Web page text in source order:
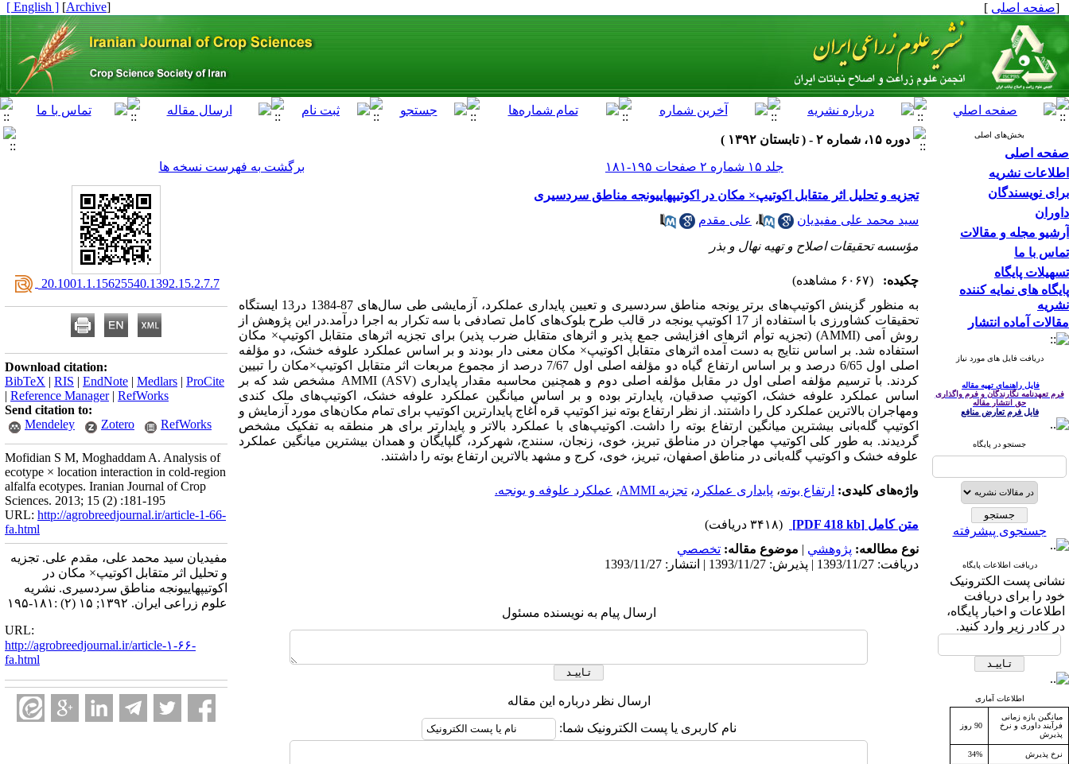
[صفحه اصلی ]
[
Archive
]
[ English ]
بخش‌های اصلی
صفحه اصلی
اطلاعات نشریه
برای نویسندگان
داوران
آرشیو مجله و مقالات
تماس با ما
تسهیلات پایگاه
پایگاه های نمایه کننده
نشریه
مقالات آماده انتشار
دریافت فایل های مورد نیاز
فایل راهنمای تهیه مقاله
فرم تعهدنامه نگارندگان و فرم واگذاری
حق انتشار مقاله
فایل فرم تعارض منافع
جستجو در پایگاه
جستجوی پیشرفته
دریافت اطلاعات پایگاه
نشانی پست الکترونیک
خود را برای دریافت
اطلاعات و اخبار پایگاه،
در کادر زیر وارد کنید.
اطلاعات آماری
میانگین بازه زمانی
فرآیند داوری و نرخ
پذیرش
90 روز
نرخ پذیرش 34%
دوره ۱۵، شماره ۲ - ( تابستان ۱۳۹۲ )
جلد ۱۵ شماره ۲ صفحات ۱۹۵-۱۸۱
برگشت به فهرست نسخه ها
تجزیه و تحلیل اثر متقابل اکوتیپ× مکان در اکوتیپهاییونجه مناطق سردسیری
سید محمد علی مفیدیان
، علی مقدم
مؤسسه تحقیقات اصلاح و تهیه نهال و بذر
چکیده:
(۶۰۶۷ مشاهده)
به منظور گزینش اکوتیپ‌های برتر یونجه مناطق سردسیری و تعیین پایداری عملکرد، آزمایشی طی سال‌های 87-1384 در13 ایستگاه
تحقیقات کشاورزی با استفاده از 17 اکوتیپ یونجه در قالب طرح بلوک‌های کامل تصادفی با سه تکرار به اجرا درآمد.در این پژوهش از
روش اَمی (AMMI) (تجزیه توأم اثرهای افزایشی جمع پذیر و اثرهای متقابل ضرب پذیر) برای تجزیه اثرهای متقابل اکوتیپ× مکان
استفاده شد. بر اساس نتایج به دست آمده اثرهای متقابل اکوتیپ× مکان معنی دار بودند و بر اساس عملکرد علوفه خشک، دو مؤلفه
اصلی اول 6/65 درصد و بر اساس ارتفاع گیاه دو مؤلفه اصلی اول 7/67 درصد از مجموع مربعات اثر متقابل اکوتیپ×مکان را تبیین
کردند. با ترسیم مؤلفه اصلی اول در مقابل مؤلفه اصلی دوم و همچنین محاسبه مقدار پایداری AMMI (ASV) مشخص شد که بر
اساس عملکرد علوفه خشک، اکوتیپ صدقیان، پایدارتر بوده و بر اساس میانگین عملکرد علوفه خشک، اکوتیپ‌های ملک کندی
ومهاجران بالاترین عملکرد کل را داشتند. از نظر ارتفاع بوته نیز اکوتیپ قره آغاج پایدارترین اکوتیپ برای تمام مکان‌های مورد آزمایش و
اکوتیپ گله‌‌بانی بیشترین میانگین ارتفاع بوته را داشت. اکوتیپ‌های با عملکرد بالاتر و پایدارتر برای هر منطقه به تفکیک مشخص
گردیدند. به طور کلی اکوتیپ‌ مهاجران در مناطق تبریز، خوی، زنجان، سنندج، شهرکرد، گلپایگان و همدان بیشترین میانگین عملکرد
علوفه خشک و اکوتیپ گله‌بانی در مناطق اصفهان، تبریز، خوی، کرج و مشهد بالاترین ارتفاع بوته را داشتند.
واژه‌های کلیدی: ارتفاع بوته، پایداری عملکرد، تجزیه‌ AMMI ، عملکرد علوفه و یونجه.
متن کامل [PDF 418 kb]
(۳۴۱۸ دریافت)
نوع مطالعه: پژوهشي | موضوع مقاله: تخصصي
دریافت: 1393/11/27 | پذیرش: 1393/11/27 | انتشار: 1393/11/27
ارسال پیام به نویسنده مسئول
ارسال نظر درباره این مقاله
نام کاربری یا پست الکترونیک شما:
‎ 20.1001.1.15625540.1392.15.2.7.7
Download citation:
BibTeX | RIS | EndNote | Medlars | ProCite
| Reference Manager| RefWorks
Send citation to:
Mendeley
Zotero RefWorks
Mofidian S M, Moghaddam A. Analysis of
ecotype × location interaction in cold-region
alfalfa ecotypes. Iranian Journal of Crop
Sciences. 2013; 15 (2) :181-195
URL: http://agrobreedjournal.ir/article-1-66-
fa.html
مفیدیان سید محمد علی، مقدم علی. تجزیه
و تحلیل اثر متقابل اکوتیپ× مکان در
اکوتیپهاییونجه مناطق سردسیری. نشریه
علوم زراعی ایران. ۱۳۹۲; ۱۵ (۲) :۱۸۱-۱۹۵
URL:
http://agrobreedjournal.ir/article-۱-۶۶-
fa.html